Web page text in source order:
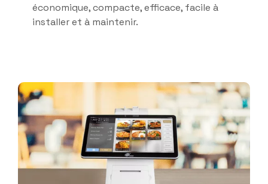
économique, compacte, efficace, facile à
installer et à maintenir.